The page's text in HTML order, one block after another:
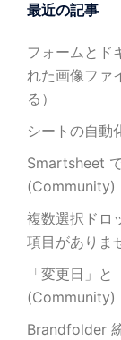
最近の記事
フォームとド
れた画像ファ
る）
シートの自動
Smartsheet
(Community)
複数選択ドロ
項目がありま
「変更日」
(Community)
Brandfolder